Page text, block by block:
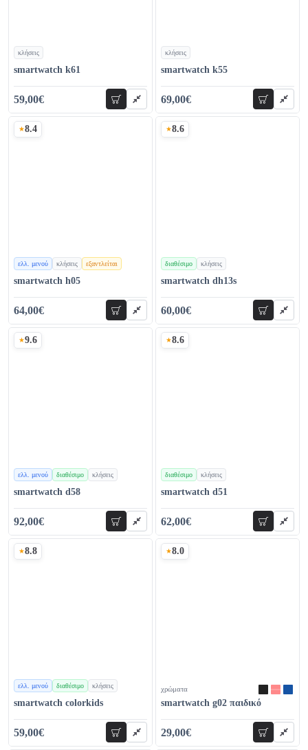
κλήσεις
χρώματα
smartwatch k61
59,00€ προσθήκη
κλήσεις
χρώματα
smartwatch k55
69,00€ προσθήκη
ελλ. μενού εξαντλείται
κλήσεις
Σκορ
8.4
χρώματα
smartwatch h05
64,00€ προσθήκη
διαθέσιμο κλήσεις
Σκορ
8.6
χρώματα
smartwatch dh13s
60,00€ προσθήκη
ελλ. μενού διαθέσιμο κλήσεις
Σκορ
9.6
χρώματα
smartwatch d58
92,00€ προσθήκη
διαθέσιμο κλήσεις
Σκορ
8.6
χρώματα
smartwatch d51
62,00€ προσθήκη
ελλ. μενού διαθέσιμο κλήσεις
Σκορ
8.8
χρώματα
smartwatch colorkids
59,00€ προσθήκη
Σκορ
8.0
χρώματα
smartwatch g02 παιδικό
29,00€ προσθήκη